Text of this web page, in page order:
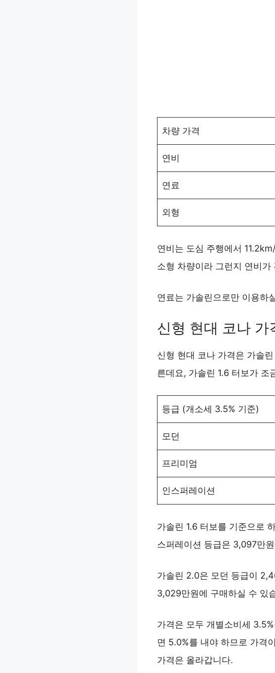
차량 가격
연비
연료
외형
연비는 도심 주행에서
소형 차량이라 그런지 연비가
연료는 가솔린으로만 이용하
신형 현대 코나 가
신형 현대 코나 가격은 가솔
른데요, 가솔린 1.6 터보가 조
등급 (개소세 3.5% 기준)
모던
프리미엄
인스퍼레이션
가솔린 1.6 터보를 기준으로
스퍼레이션 등급은 3,097만
가솔린 2.0은 모던 등급이
3,029만원에 구매하실 수 있
가격은 모두 개별소비세
면 5.0%를 내야 하므로 가격
가격은 올라갑니다.